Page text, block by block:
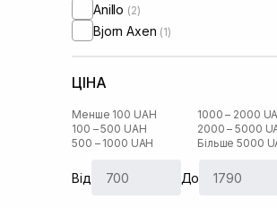
Anillo (2)
Bjorn Axen (1)
ЦІНА
Менше 100 UAH
100 – 500 UAH
500 – 1000 UAH
1000 – 2000
2000 – 5000
Більше 5000
Від До